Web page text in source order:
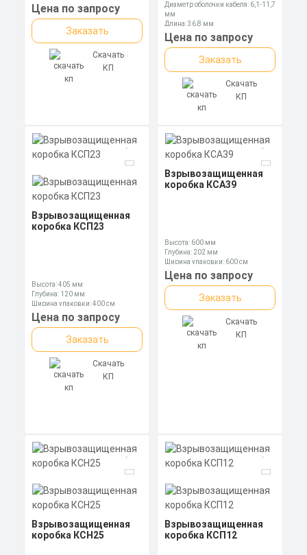
Цена по запросу
Заказать
Скачать
КП
Диаметр оболочки кабеля: 6,1-11,7
мм
Длина: 36,8 мм
Ключ: 24 мм
Цена по запросу
Заказать
Скачать
КП
Взрывозащищенная
коробка КСП23
Высота: 405 мм
Глубина: 120 мм
Ширина упаковки: 400 см
Цена по запросу
Заказать
Скачать
КП
Взрывозащищенная
коробка КСА39
Высота: 600 мм
Глубина: 202 мм
Ширина упаковки: 600 см
Цена по запросу
Заказать
Скачать
КП
Взрывозащищенная
коробка КСН25
Взрывозащищенная
коробка КСП12